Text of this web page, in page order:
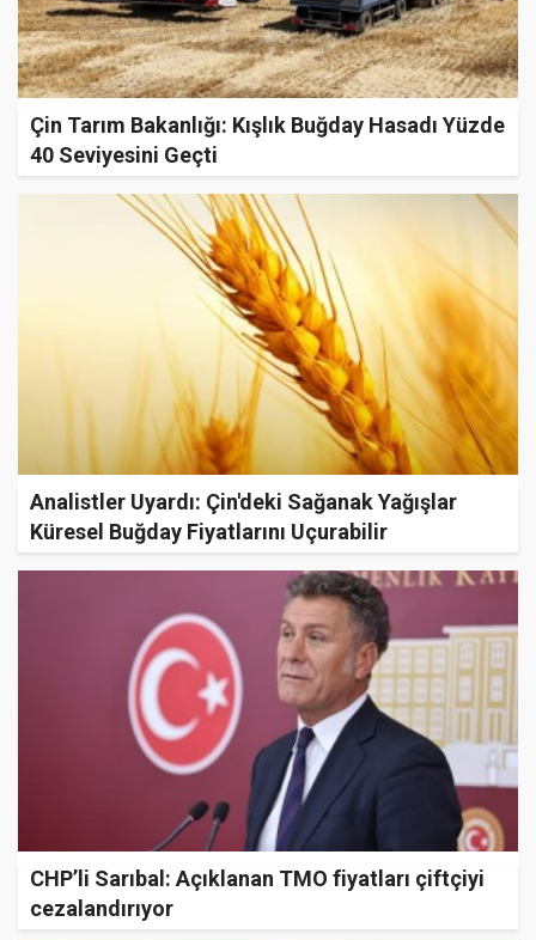
Çin Tarım Bakanlığı: Kışlık Buğday Hasadı Yüzde
40 Seviyesini Geçti
Analistler Uyardı: Çin'deki Sağanak Yağışlar
Küresel Buğday Fiyatlarını Uçurabilir
CHP’li Sarıbal: Açıklanan TMO fiyatları çiftçiyi
cezalandırıyor